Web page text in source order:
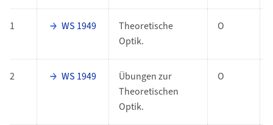
1 WS 1949
Theoretische
Optik.
O
2 WS 1949
Übungen zur
Theoretischen
Optik.
O